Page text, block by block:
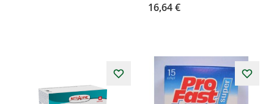
16,64 €